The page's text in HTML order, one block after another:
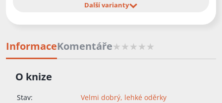
Další varianty
InformaceKomentáře
O knize
Stav:
Velmi dobrý, lehké oděrky